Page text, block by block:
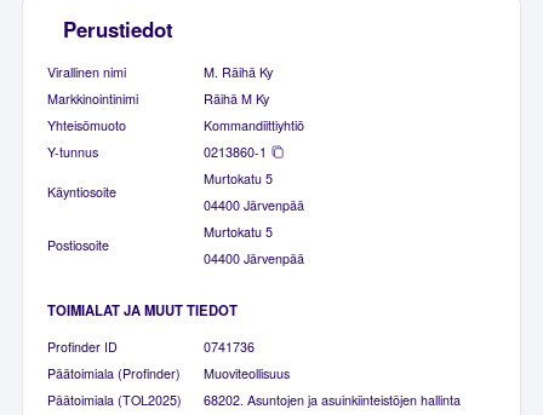
Perustiedot
Virallinen nimi
M. Räihä Ky
Markkinointinimi
Räihä M Ky
Yhteisömuoto
Kommandiittiyhtiö
Y-tunnus
0213860-1
Käyntiosoite
Murtokatu 5
04400 Järvenpää
Postiosoite
Murtokatu 5
04400 Järvenpää
TOIMIALAT JA MUUT TIEDOT
Profinder ID
0741736
Päätoimiala (Profinder)
Muoviteollisuus
Päätoimiala (TOL2025)
68202. Asuntojen ja asuinkiinteistöjen hallinta